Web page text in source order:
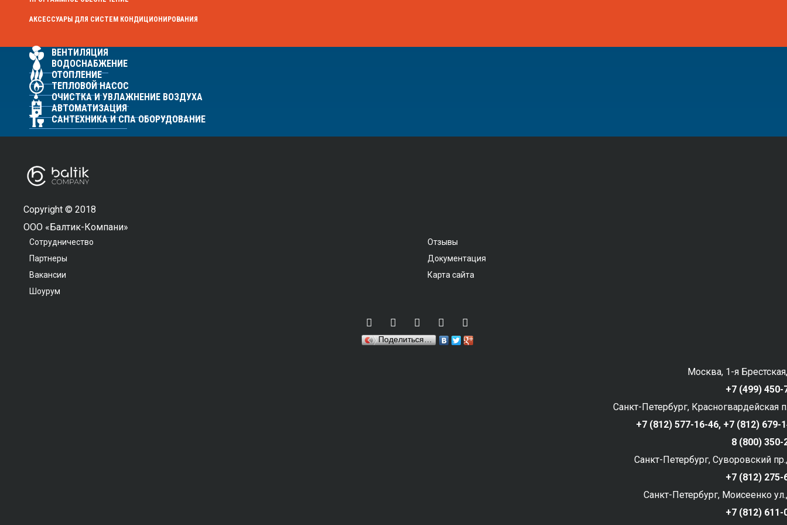
АКСЕССУАРЫ ДЛЯ СИСТЕМ КОНДИЦИОНИРОВАНИЯ
ВЕНТИЛЯЦИЯ
ВОДОСНАБЖЕНИЕ
ОТОПЛЕНИЕ
ТЕПЛОВОЙ НАСОС
ОЧИСТКА И УВЛАЖНЕНИЕ ВОЗДУХА
АВТОМАТИЗАЦИЯ
САНТЕХНИКА И СПА ОБОРУДОВАНИЕ
Copyright © 2018
ООО «Балтик-Компани»
Сотрудничество
Партнеры
Вакансии
Шоурум
Отзывы
Документация
Карта сайта
Поделиться…
Москва, 1-я
+7 (499)
Санкт-Петербург, Красногвардейская
+7 (812) 577-16-46, +7 (812) 679-
8 (800)
Санкт-Петербург, Суворовский
+7 (812)
Санкт-Петербург, Моисеенко
+7 (812)